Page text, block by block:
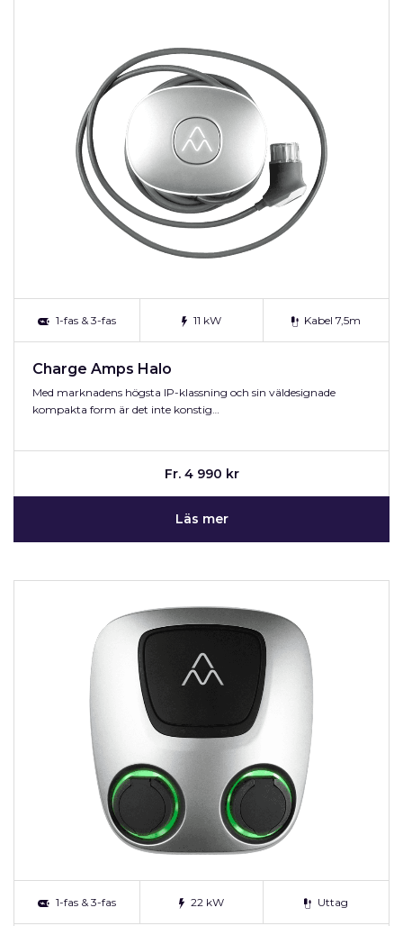
1-fas & 3-fas 11 kW Kabel 7,5m
Charge Amps Halo
Med marknadens högsta IP-klassning och sin väldesignade
kompakta form är det inte konstig…
Fr. 4 990 kr
Läs mer
1-fas & 3-fas 22 kW Uttag